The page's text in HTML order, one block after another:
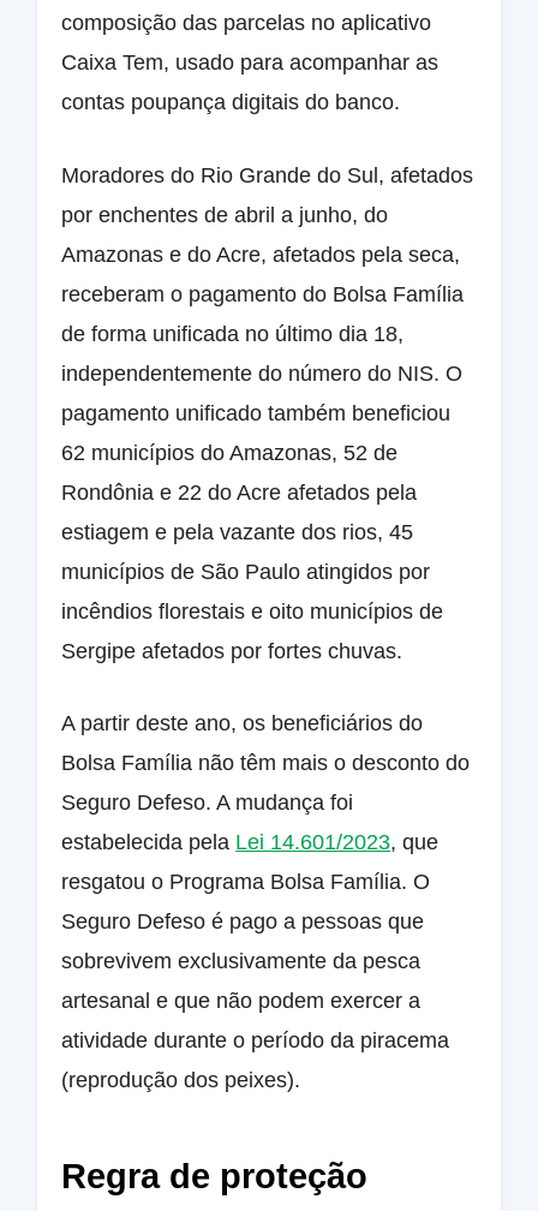
composição das parcelas no aplicativo
Caixa Tem, usado para acompanhar as
contas poupança digitais do banco.
Moradores do Rio Grande do Sul, afetados
por enchentes de abril a junho, do
Amazonas e do Acre, afetados pela seca,
receberam o pagamento do Bolsa Família
de forma unificada no último dia 18,
independentemente do número do NIS. O
pagamento unificado também beneficiou
62 municípios do Amazonas, 52 de
Rondônia e 22 do Acre afetados pela
estiagem e pela vazante dos rios, 45
municípios de São Paulo atingidos por
incêndios florestais e oito municípios de
Sergipe afetados por fortes chuvas.
A partir deste ano, os beneficiários do
Bolsa Família não têm mais o desconto do
Seguro Defeso. A mudança foi
estabelecida pela Lei 14.601/2023, que
resgatou o Programa Bolsa Família. O
Seguro Defeso é pago a pessoas que
sobrevivem exclusivamente da pesca
artesanal e que não podem exercer a
atividade durante o período da piracema
(reprodução dos peixes).
Regra de proteção